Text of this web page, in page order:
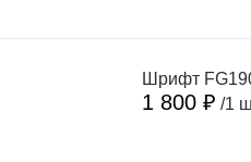
Шрифт
1 800 ₽ /1